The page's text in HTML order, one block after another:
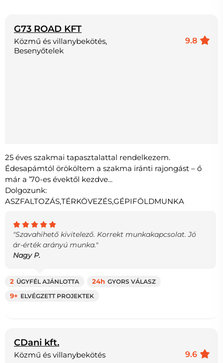
G73 ROAD KFT
9.8
Közmű és villanybekötés,
Besenyőtelek
25 éves szakmai tapasztalattal rendelkezem.
Édesapámtól örököltem a szakma iránti rajongást – ő
már a ’70-es évektől kezdve...
Dolgozunk:
ASZFALTOZÁS,TÉRKÖVEZÉS,GÉPIFÖLDMUNKA
"Szavahihető kivitelező. Korrekt munkakapcsolat. Jó
ár-érték arányú munka."
Nagy P.
2 ÜGYFÉL AJÁNLOTTA 24h GYORS VÁLASZ
9+ ELVÉGZETT PROJEKTEK
CDani kft.
9.6
Közmű és villanybekötés